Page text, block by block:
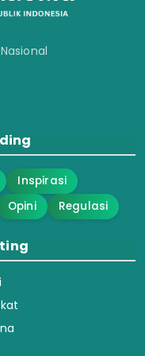
Inspirasi
Opini Regulasi